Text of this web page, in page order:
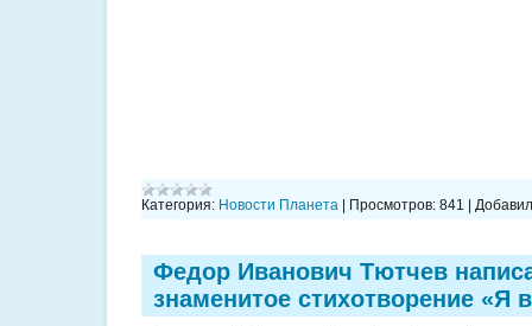
Категория: Новости Планета | Просмотров: 841 |
Федор Иванович Тютчев
знаменитое стихотворение «Я